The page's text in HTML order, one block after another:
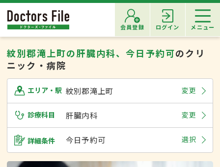
会員登録 ログイン メニュー
紋別郡滝上町の肝臓内科、今日予約可のクリ
ニック・病院
エリア・駅 紋別郡滝上町 変更
診療科目 肝臓内科 変更
詳細条件 今日予約可 選択